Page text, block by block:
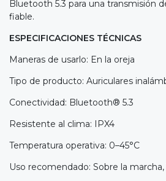
Bluetooth 5.3 para una transmisión
fiable.
ESPECIFICACIONES TÉCNICAS
Maneras de usarlo: En la oreja
Tipo de producto: Auriculares
Conectividad: Bluetooth® 5.3
Resistente al clima: IPX4
Temperatura operativa: 0–45°C
Uso recomendado: Sobre la